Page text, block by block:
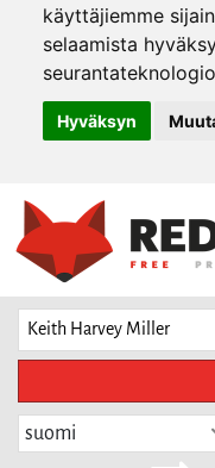
käyttäjiemme
selaamista
Hyväksyn
suomi